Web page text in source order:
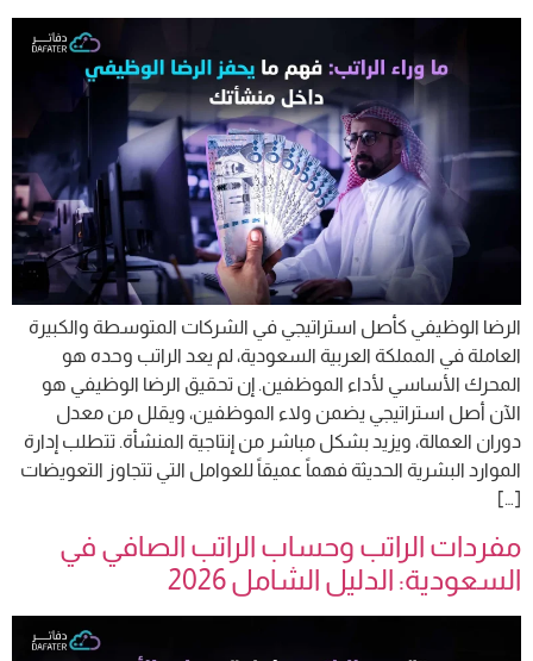
الرضا الوظيفي كأصل استراتيجي في الشركات المتوسطة والكبيرة
العاملة في المملكة العربية السعودية، لم يعد الراتب وحده هو
المحرك الأساسي لأداء الموظفين. إن تحقيق الرضا الوظيفي هو
الآن أصل استراتيجي يضمن ولاء الموظفين، ويقلل من معدل
دوران العمالة، ويزيد بشكل مباشر من إنتاجية المنشأة. تتطلب إدارة
الموارد البشرية الحديثة فهماً عميقاً للعوامل التي تتجاوز التعويضات
[…]
مفردات الراتب وحساب الراتب الصافي في
السعودية: الدليل الشامل 2026